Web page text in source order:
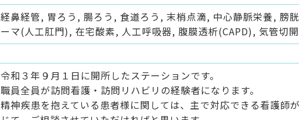
経鼻経管, 胃ろう, 腸ろう, 食道ろう, 末梢点滴, 中心静脈栄養, 膀
ーマ(人工肛門), 在宅酸素, 人工呼吸器, 腹膜透析(CAPD), 気管切
令和３年９月１日に開所したステーションです。
職員全員が訪問看護・訪問リハビリの経験者になります。
精神疾患を抱えている患者様に関しては、主で対応できる看護師